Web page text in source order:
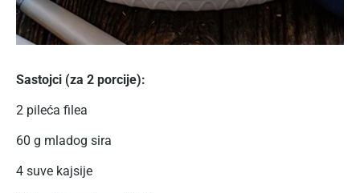
Sastojci (za 2 porcije):
2 pileća filea
60 g mladog sira
4 suve kajsije